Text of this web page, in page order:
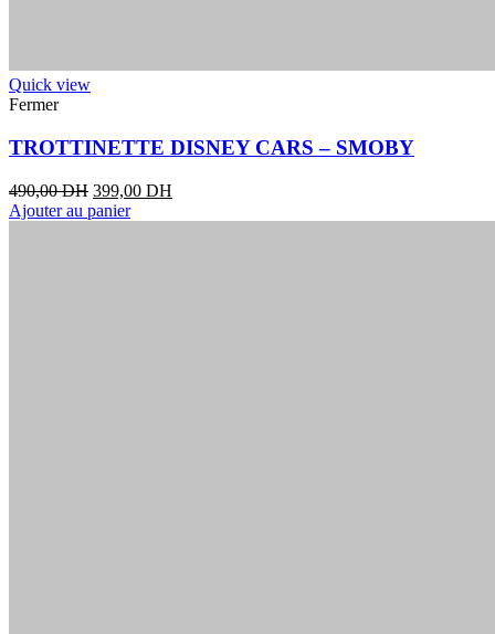
Quick view
Fermer
TROTTINETTE DISNEY CARS – SMOBY
490,00DH 399,00 DH
Ajouter au panier